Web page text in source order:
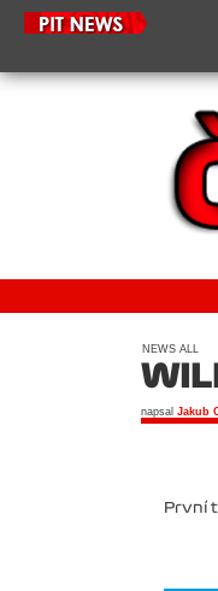
NEWS ALL
napsal Jakub
První